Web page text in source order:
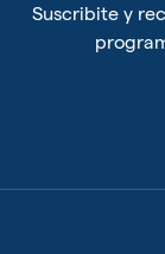
Suscribite y